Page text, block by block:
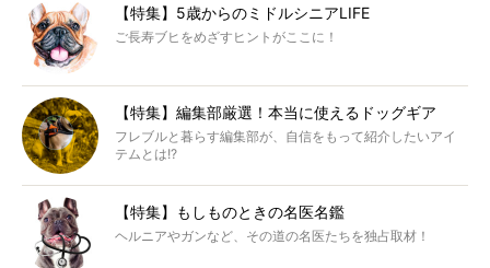
【特集】5歳からのミドルシニアLIFE
ご長寿ブヒをめざすヒントがここに！
【特集】編集部厳選！本当に使えるドッグギア
フレブルと暮らす編集部が、自信をもって紹介したいアイ
テムとは!?
【特集】もしものときの名医名鑑
ヘルニアやガンなど、その道の名医たちを独占取材！